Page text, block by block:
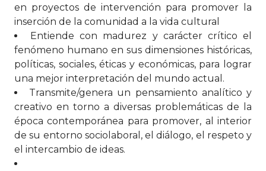
en proyectos de intervención para promover la
inserción de la comunidad a la vida cultural
Entiende con madurez y carácter crítico el
fenómeno humano en sus dimensiones históricas,
políticas, sociales, éticas y económicas, para lograr
una mejor interpretación del mundo actual.
Transmite/genera un pensamiento analítico y
creativo en torno a diversas problemáticas de la
época contemporánea para promover, al interior
de su entorno sociolaboral, el diálogo, el respeto y
el intercambio de ideas.